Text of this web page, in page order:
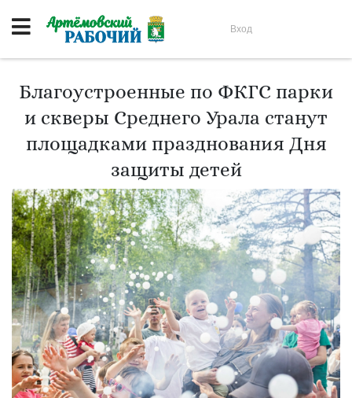
Вход
Благоустроенные по ФКГС парки
и скверы Среднего Урала станут
площадками празднования Дня
защиты детей